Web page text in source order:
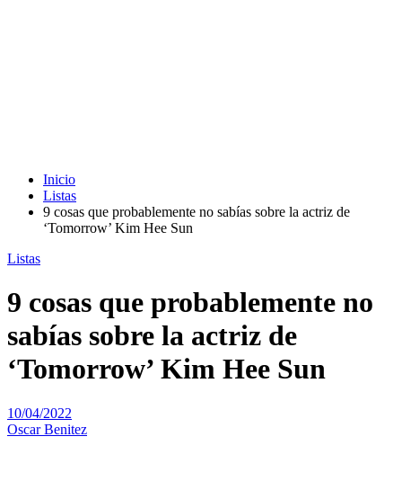
Inicio
Listas
9 cosas que probablemente no sabías sobre la actriz de
‘Tomorrow’ Kim Hee Sun
Listas
9 cosas que probablemente no
sabías sobre la actriz de
‘Tomorrow’ Kim Hee Sun
10/04/2022
Oscar Benitez